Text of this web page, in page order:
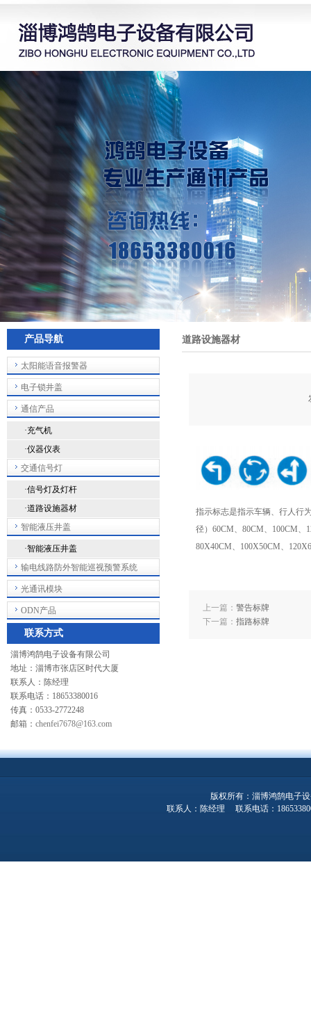
产品导航
太阳能语音报警器
电子锁井盖
通信产品
·充气机
·仪器仪表
交通信号灯
·信号灯及灯杆
·道路设施器材
智能液压井盖
·智能液压井盖
输电线路防外智能巡视预警系统
光通讯模块
ODN产品
联系方式
淄博鸿鹄电子设备有限公司
地址：淄博市张店区时代大厦
联系人：陈经理
联系电话：18653380016
传真：0533-2772248
邮箱： chenfei7678@163.com
道路设施器材
指示标志是指示车辆、行人行
径）60CM、80CM、100CM、
80X40CM、100X50CM、
上一篇： 警告标牌
下一篇： 指路标牌
版权所有：淄博鸿鹄电子
联系人：陈经理 联系电话：